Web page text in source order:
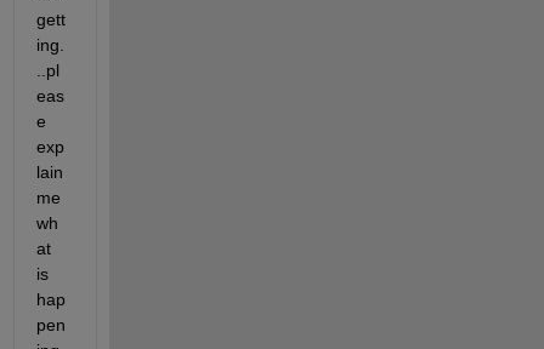
gett
ing.
..pl
eas
e
exp
lain
me
wh
at
is
hap
pen